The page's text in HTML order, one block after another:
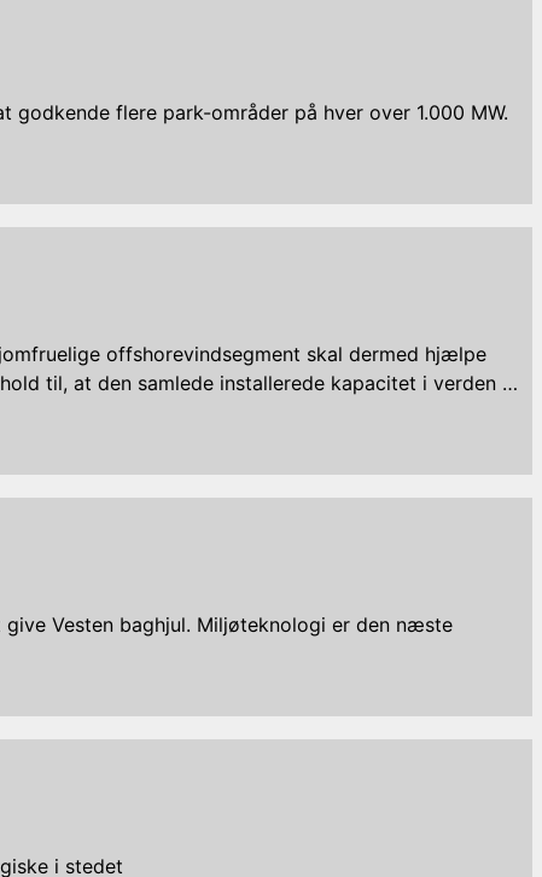
flere park-områder på hver over 1.000 MW.
offshorevindsegment skal dermed hjælpe
til, at den samlede installerede kapacitet i verden …
Vesten baghjul. Miljøteknologi er den næste
i stedet